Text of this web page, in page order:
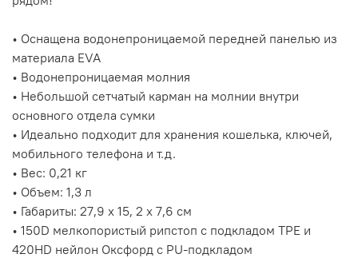
• Оснащена водонепроницаемой передней панелью из
материала EVA
• Водонепроницаемая молния
• Небольшой сетчатый карман на молнии внутри
основного отдела сумки
• Идеально подходит для хранения кошелька, ключей,
мобильного телефона и т.д.
• Вес: 0,21 кг
• Объем: 1,3 л
• Габариты: 27,9 x 15, 2 x 7,6 см
• 150D мелкопористый рипстоп с подкладом TPE и
420HD нейлон Оксфорд с PU-подкладом